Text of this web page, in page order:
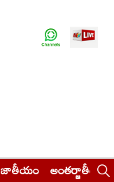
జాతీయం అంతర్జాతీయం